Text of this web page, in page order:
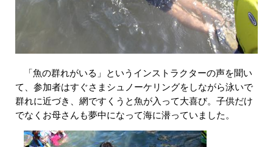
「魚の群れがいる」というインストラクターの声を聞い
て、参加者はすぐさまシュノーケリングをしながら泳いで
群れに近づき、網ですくうと魚が入って大喜び。子供だけ
でなくお母さんも夢中になって海に潜っていました。​